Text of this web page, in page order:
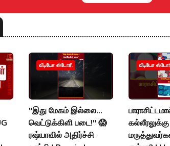
வீடியோ ஸ்டோரி
"இது மேகம் இல்லை...
வெட்டுக்கிளி படை!" 😱
ரஷ்யாவில் அதிர்ச்சி
வீடியோ